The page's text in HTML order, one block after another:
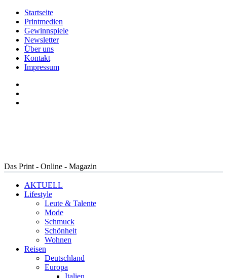
Startseite
Printmedien
Gewinnspiele
Newsletter
Über uns
Kontakt
Impressum
Das Print - Online - Magazin
AKTUELL
Lifestyle
Leute & Talente
Mode
Schmuck
Schönheit
Wohnen
Reisen
Deutschland
Europa
Italien